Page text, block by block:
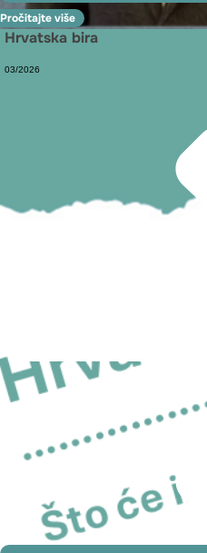
Pročitajte više
Hrvatska bira
03/2026